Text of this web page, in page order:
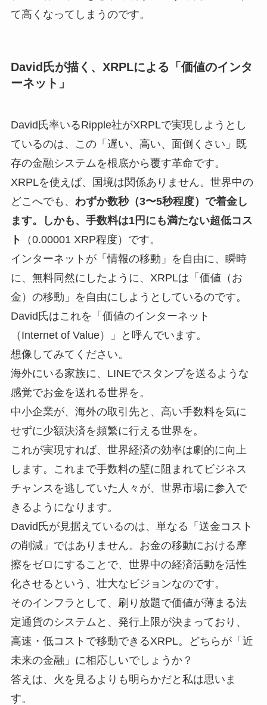
て高くなってしまうのです。
David氏が描く、XRPLによる「価値のインタ
ーネット」
David氏率いるRipple社がXRPLで実現しようとし
ているのは、この「遅い、高い、面倒くさい」既
存の金融システムを根底から覆す革命です。
XRPLを使えば、国境は関係ありません。世界中の
どこへでも、 わずか数秒（3〜5秒程度）で着金し
ます。しかも、手数料は1円にも満たない超低コス
ト
（0.00001 XRP程度）です。
インターネットが「情報の移動」を自由に、瞬時
に、無料同然にしたように、XRPLは「価値（お
金）の移動」を自由にしようとしているのです。
David氏はこれを「価値のインターネット
（Internet of Value）」と呼んでいます。
想像してみてください。
海外にいる家族に、LINEでスタンプを送るような
感覚でお金を送れる世界を。
中小企業が、海外の取引先と、高い手数料を気に
せずに少額決済を頻繁に行える世界を。
これが実現すれば、世界経済の効率は劇的に向上
します。これまで手数料の壁に阻まれてビジネス
チャンスを逃していた人々が、世界市場に参入で
きるようになります。
David氏が見据えているのは、単なる「送金コスト
の削減」ではありません。お金の移動における摩
擦をゼロにすることで、世界中の経済活動を活性
化させるという、壮大なビジョンなのです。
そのインフラとして、刷り放題で価値が薄まる法
定通貨のシステムと、発行上限が決まっており、
高速・低コストで移動できるXRPL。どちらが「近
未来の金融」に相応しいでしょうか？
答えは、火を見るよりも明らかだと私は思いま
す。